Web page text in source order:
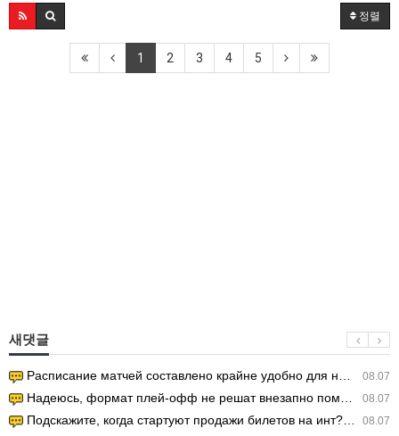
정렬
1 2 3 4 5
새댓글
08.07
Расписание матчей составлено крайне удобно для нашего часово…
08.07
Надеюсь, формат плей-офф не решат внезапно поменять. https:/…
08.07
Подскажите, когда стартуют продажи билетов на инт? https://g…